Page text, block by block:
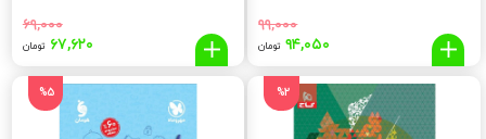
۹۹,۰۰۰
قیمت
اصلی:
۹۹,۰۰۰
تومان
بود.
۹۴,۰۵۰ تومانقیمت
فعلی:
۶۹,۰۰۰
قیمت
اصلی:
۶۹,۰۰۰
تومان
بود.
۶۷,۶۲۰ تومان